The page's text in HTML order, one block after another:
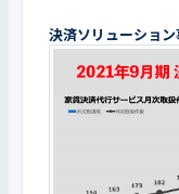
決済ソリューション